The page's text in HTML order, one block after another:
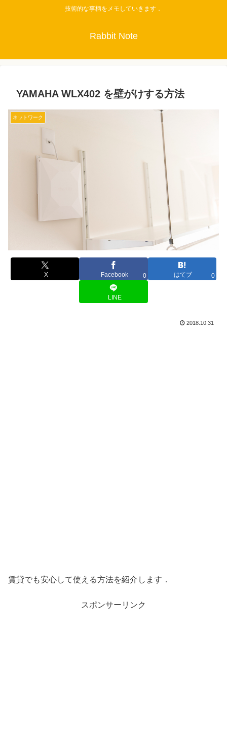
技術的な事柄をメモしていきます．
Rabbit Note
YAMAHA WLX402 を壁がけする方法
ネットワーク
X Facebook 0 はてブ 0
LINE
2018.10.31
賃貸でも安心して使える方法を紹介します．
スポンサーリンク